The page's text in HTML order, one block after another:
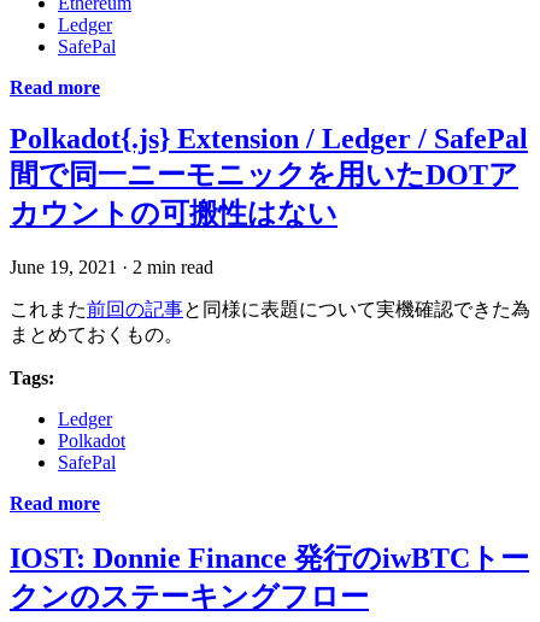
Ledger
SafePal
Read more
Polkadot{.js} Extension / Ledger / SafePal
間で同一ニーモニックを用いたDOTア
カウントの可搬性はない
June 19, 2021 · 2 min read
これまた前回の記事と同様に表題について実機確認できた為
まとめておくもの。
Tags:
Ledger
Polkadot
SafePal
Read more
IOST: Donnie Finance 発行のiwBTCトー
クンのステーキングフロー